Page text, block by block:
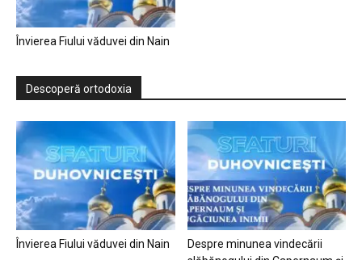
Învierea Fiului văduvei din Nain
Descoperă ortodoxia
Învierea Fiului văduvei din Nain
Despre minunea vindecării